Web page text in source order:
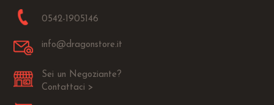
0542-1905146
info@dragonstore.it
Sei un Negoziante?
Contattaci >